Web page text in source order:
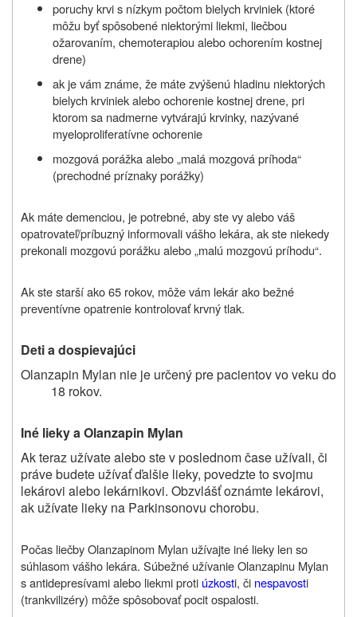
poruchy krvi s nízkym počtom bielych krviniek (ktoré
môžu byť spôsobené niektorými liekmi, liečbou
ožarovaním, chemoterapiou alebo ochorením kostnej
drene)
ak je vám známe, že máte zvýšenú hladinu niektorých
bielych krviniek alebo ochorenie kostnej drene, pri
ktorom sa nadmerne vytvárajú krvinky, nazývané
myeloproliferatívne ochorenie
mozgová porážka alebo „malá mozgová príhoda“
(prechodné príznaky porážky)
Ak máte demenciou, je potrebné, aby ste vy alebo váš
opatrovateľ/príbuzný informovali vášho lekára, ak ste niekedy
prekonali mozgovú porážku alebo „malú mozgovú príhodu“.
Ak ste starší ako 65 rokov, môže vám lekár ako bežné
preventívne opatrenie kontrolovať krvný tlak.
Deti a dospievajúci
Olanzapin Mylan nie je určený pre pacientov vo veku do
18 rokov.
Iné lieky a Olanzapin Mylan
Ak teraz užívate alebo ste v poslednom čase užívali, či
práve budete užívať ďalšie lieky, povedzte to svojmu
lekárovi alebo lekárnikovi. Obzvlášť oznámte lekárovi,
ak užívate lieky na Parkinsonovu chorobu.
Počas liečby Olanzapinom Mylan užívajte iné lieky len so
súhlasom vášho lekára. Súbežné užívanie Olanzapinu Mylan
s antidepresívami alebo liekmi proti úzkosti, či nespavosti
(trankvilizéry) môže spôsobovať pocit ospalosti.